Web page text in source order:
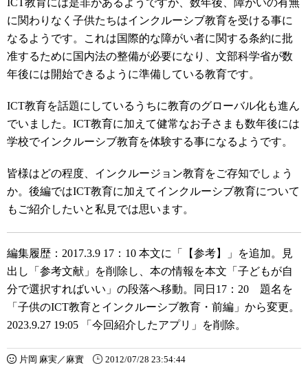
ICT教育には是非があるようですが、数年後、障がいの有無
に関わりなく子供たちはインクルーシブ教育を受ける事に
なるようです。これは国際的な障がい者に関する条約に批
准するために国内法の整備が必要になり、文部科学省が数
年後には開始できるように準備している教育です。
ICT教育を話題にしているうちに教育のグローバル化も進ん
でいました。ICT教育に加えて健常なお子さまも数年後には
学校でインクルーシブ教育を体験する事になるようです。
皆様はどの程度、インクルージョン教育をご存知でしょう
か。後編ではICT教育に加えてインクルーシブ教育について
もご紹介したいと私見では思います。
編集履歴：2017.3.9 17：10 本文に「【参考】」を追加。見
出し「参考文献」を削除し、本の情報を本文「子どもが自
分で選択すればいい」の段落へ移動。同日17：20 題名を
「子供のICT教育とインクルーシブ教育・前編」から変更。
2023.9.27 19:05 「今回紹介したアプリ」を削除。
片岡 麻実／麻實 2012/07/28 23:54:44